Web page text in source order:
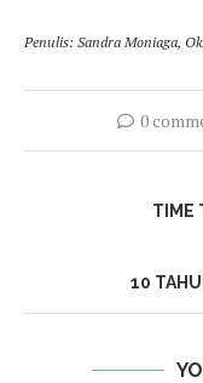
Penulis: Sandra Moniaga,
0
TIME
10